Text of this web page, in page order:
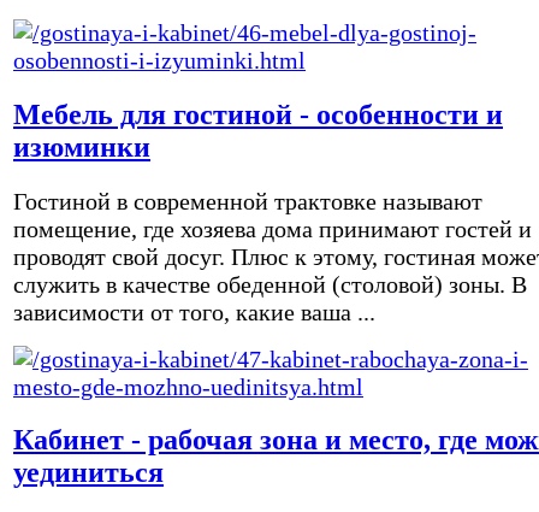
Мебель для гостиной - особенности и
изюминки
Гостиной в современной трактовке называют
помещение, где хозяева дома принимают гостей и
проводят свой досуг. Плюс к этому, гостиная
служить в качестве обеденной (столовой) зоны. В
зависимости от того, какие ваша ...
Кабинет - рабочая зона и место, где
уединиться